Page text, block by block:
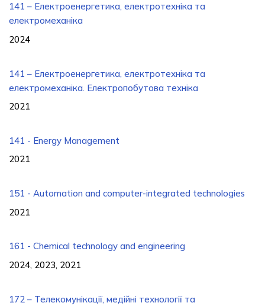
141 – Електроенергетика, електротехніка та
електромеханіка
2024
141 – Електроенергетика, електротехніка та
електромеханіка. Електропобутова техніка
2021
141 - Energy Management
2021
151 - Automation and computer-integrated technologies
2021
161 - Chemical technology and engineering
2024, 2023, 2021
172 – Телекомунікації, медійні технології та